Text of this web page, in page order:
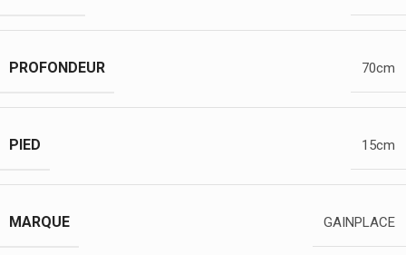
PROFONDEUR 70cm
PIED 15cm
MARQUE GAINPLACE